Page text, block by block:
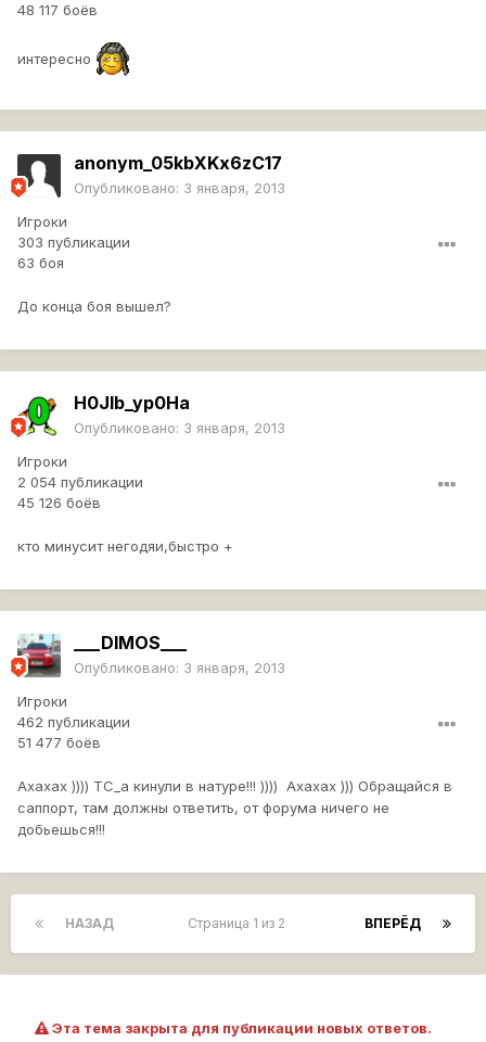
48 117 боёв
интересно
anonym_05kbXKx6zC17
Опубликовано: 3 января, 2013
Игроки
303 публикации
63 боя
До конца боя вышел?
H0JIb_yp0Ha
Опубликовано: 3 января, 2013
Игроки
2 054 публикации
45 126 боёв
кто минусит негодяи,быстро +
___DIMOS___
Опубликовано: 3 января, 2013
Игроки
462 публикации
51 477 боёв
Ахахах )))) ТС_а кинули в натуре!!! )))) Ахахах ))) Обращайся в
саппорт, там должны ответить, от форума ничего не
добьешься!!!
НАЗАД ВПЕРЁД
Страница 1 из 2
Эта тема закрыта для публикации новых ответов.